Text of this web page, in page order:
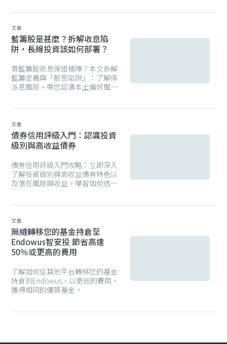
性的選擇。這類基金由具備深厚市
場經驗的團隊主導，涵蓋多元板塊
及優質企業，並透過嚴謹的流程進
行選股與風險管理，有助於捕捉全
中國市場的長期增長潛力。
文章
藍籌股是甚麼？拆解收息陷
阱，長線投資該如何部署？
買藍籌股收息保證穩陣？本文拆解
藍籌定義與「股息陷阱」：了解停
派息風險，帶您認清本土偏好風
文章
債券信用評級入門：認識投資
級別與高收益債券
債券信用評級入門攻略：立即深入
了解投資級別與高收益債券特色以
及潛在風險與收益。學習如何透過
文章
無縫轉移您的基金持倉至
Endowus智安投 節省高達
50％或更高的費用
了解如何從其他平台轉移您的基金
持倉到Endowus，以更低的費用，
獲得相同的優質基金。